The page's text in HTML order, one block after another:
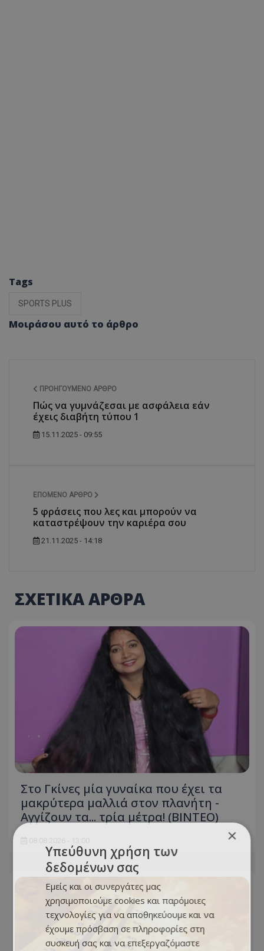
Tags
SPORTS PLUS
Μοιράσου αυτό το άρθρο
ΠΡΟΗΓΟΎΜΕΝΟ ΆΡΘΡΟ
Πώς να γυμνάζεσαι με ασφάλεια εάν
έχεις διαβήτη τύπου 1
15.11.2025 - 09:55
ΕΠΌΜΕΝΟ ΆΡΘΡΟ
5 φράσεις που λες και μπορούν να
καταστρέψουν την καριέρα σου
21.11.2025 - 14:18
ΣΧΕΤΙΚΑ ΑΡΘΡΑ
Στο Γκίνες μία γυναίκα που έχει τα
μακρύτερα μαλλιά στον πλανήτη -
Αγγίζουν τα... τρία μέτρα! (ΒΙΝΤΕΟ)
×
Υπεύθυνη χρήση των
δεδομένων σας
Εμείς και οι συνεργάτες μας
χρησιμοποιούμε cookies και παρόμοιες
τεχνολογίες για να αποθηκεύουμε και να
έχουμε πρόσβαση σε πληροφορίες στη
συσκευή σας και να επεξεργαζόμαστε